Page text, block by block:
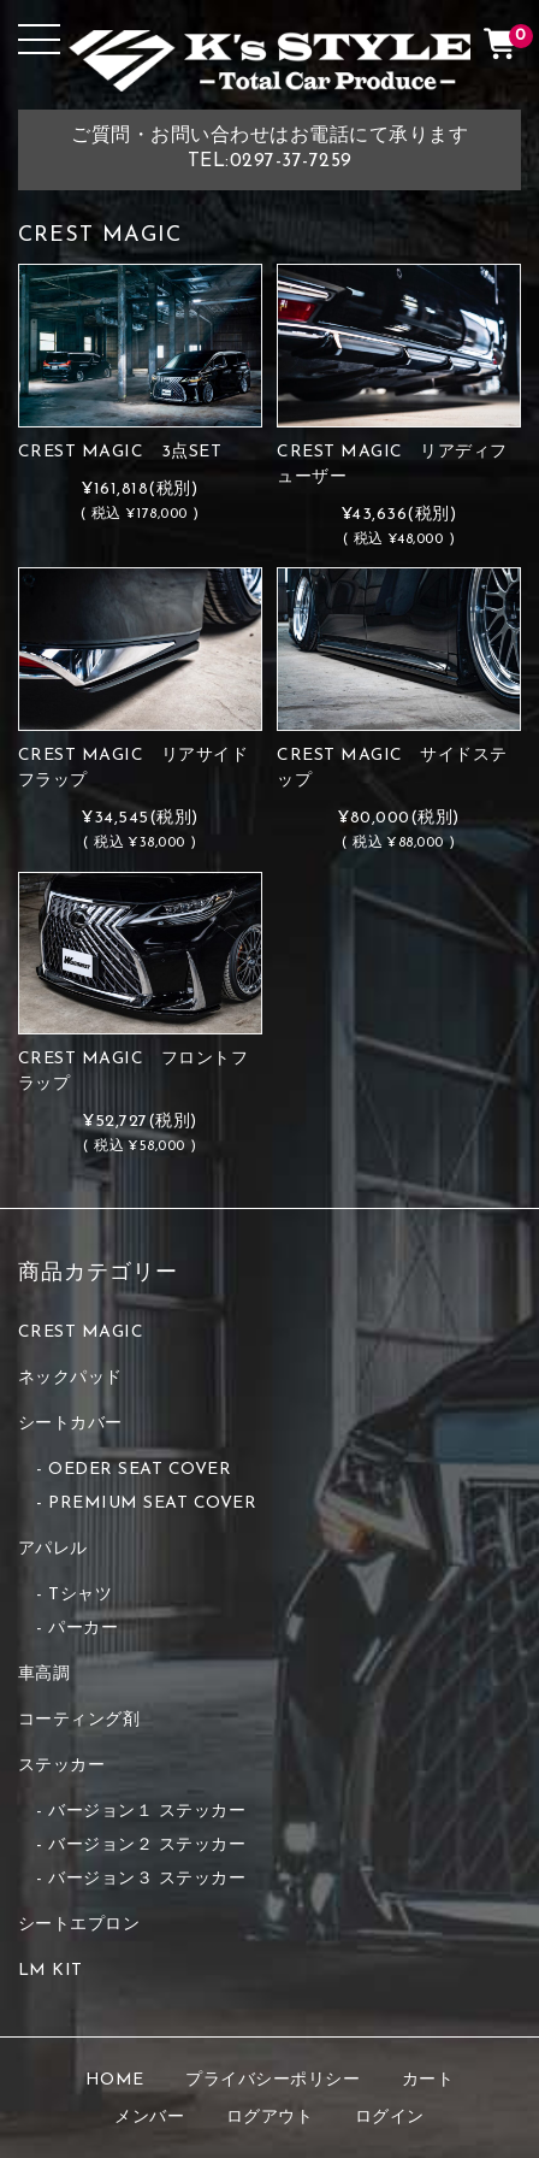
ご質問・お問い合わせはお電話にて承ります
TEL:0297-37-7259
0
CREST MAGIC
CREST MAGIC 3点SET
¥161,818(税別)
( 税込 ¥178,000 )
CREST MAGIC リアディフ
ューザー
¥43,636(税別)
( 税込 ¥48,000 )
CREST MAGIC リアサイド
フラップ
¥34,545 (税別)
(税込 ¥38,000 )
CREST MAGIC サイドステ
ップ
¥80,000 (税別)
(税込 ¥88,000 )
CREST MAGIC フロントフ
ラップ
¥52,727 (税別)
(税込 ¥58,000 )
商品カテゴリー
CREST MAGIC
ネックパッド
シートカバー
OEDER SEAT COVER
PREMIUM SEAT COVER
アパレル
Tシャツ
パーカー
車高調
コーティング剤
ステッカー
バージョン１ ステッカー
バージョン２ ステッカー
バージョン３ ステッカー
シートエプロン
LM KIT
HOME プライバシーポリシー カート
メンバー ログアウト ログイン